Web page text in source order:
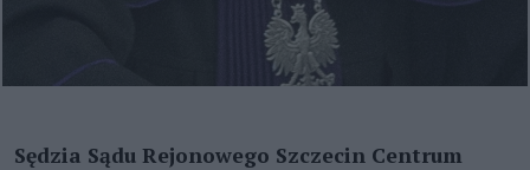
Sędzia Sądu Rejonowego Szczecin Centrum